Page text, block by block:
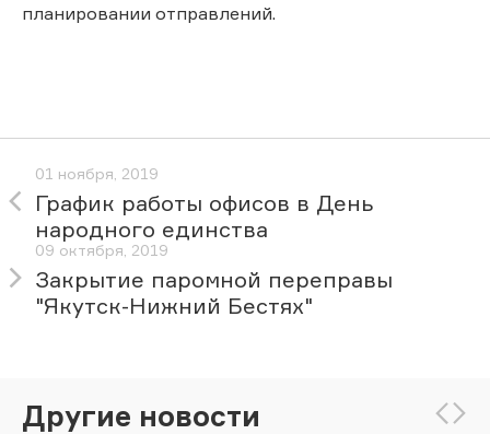
планировании отправлений.
01 ноября, 2019
График работы офисов в День
народного единства
09 октября, 2019
Закрытие паромной переправы
"Якутск-Нижний Бестях"
Другие новости